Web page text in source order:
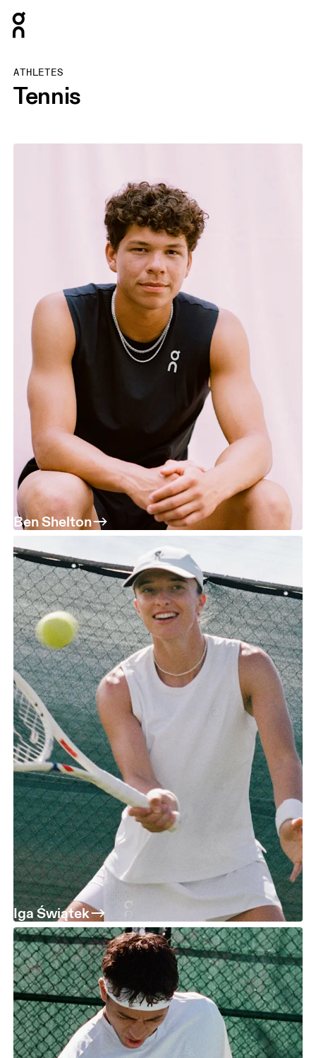
ATHLETES
Tennis
Ben Shelton
Iga Świątek